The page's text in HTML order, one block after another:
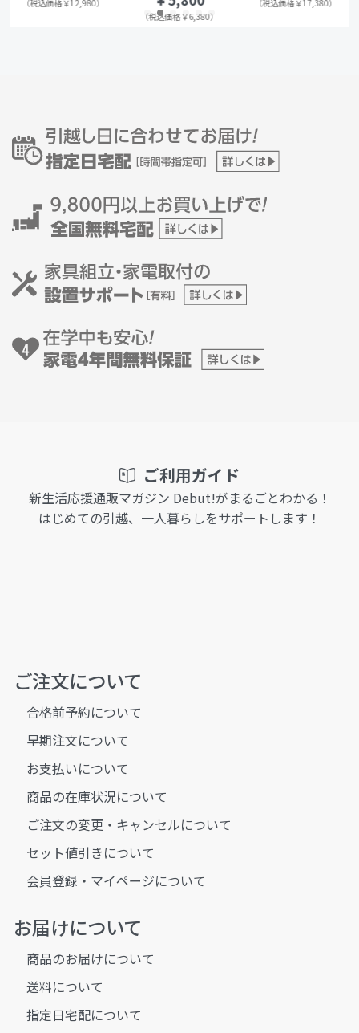
（税込価格￥12,980）
（税込価格￥6,380）
（税込価格￥17,380）
ご利用ガイド
新生活応援通販マガジン Debut!がまるごとわかる！
はじめての引越、一人暮らしをサポートします！
ご注文について
合格前予約について
早期注文について
お支払いについて
商品の在庫状況について
ご注文の変更・キャンセルについて
セット値引きについて
会員登録・マイページについて
お届けについて
商品のお届けについて
送料について
指定日宅配について